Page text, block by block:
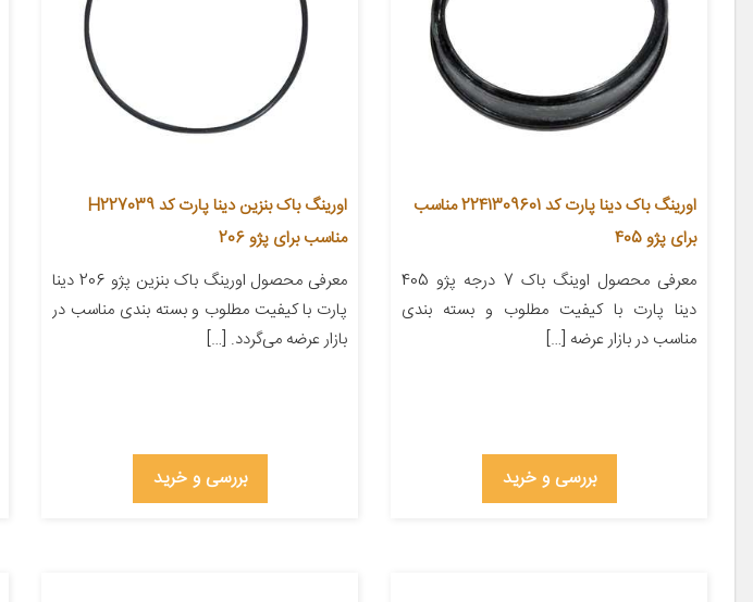
اورینگ باک دینا پارت کد 2241309601 مناسب
برای پژو 405
معرفی محصول اوینگ باک 7 درجه پژو 405
دینا پارت با کیفیت مطلوب و بسته بندی
مناسب در بازار عرضه […]
بررسی و خرید
اورینگ باک بنزین دینا پارت کد H227039
مناسب برای پژو 206
معرفی محصول اورینگ باک بنزین پژو 206 دینا
پارت با کیفیت مطلوب و بسته بندی مناسب در
بازار عرضه می‌گردد. […]
بررسی و خرید